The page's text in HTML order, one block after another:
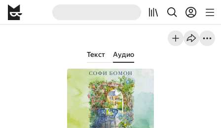
Текст Аудио